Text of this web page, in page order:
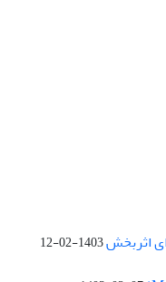
اثربخش1403-02-12